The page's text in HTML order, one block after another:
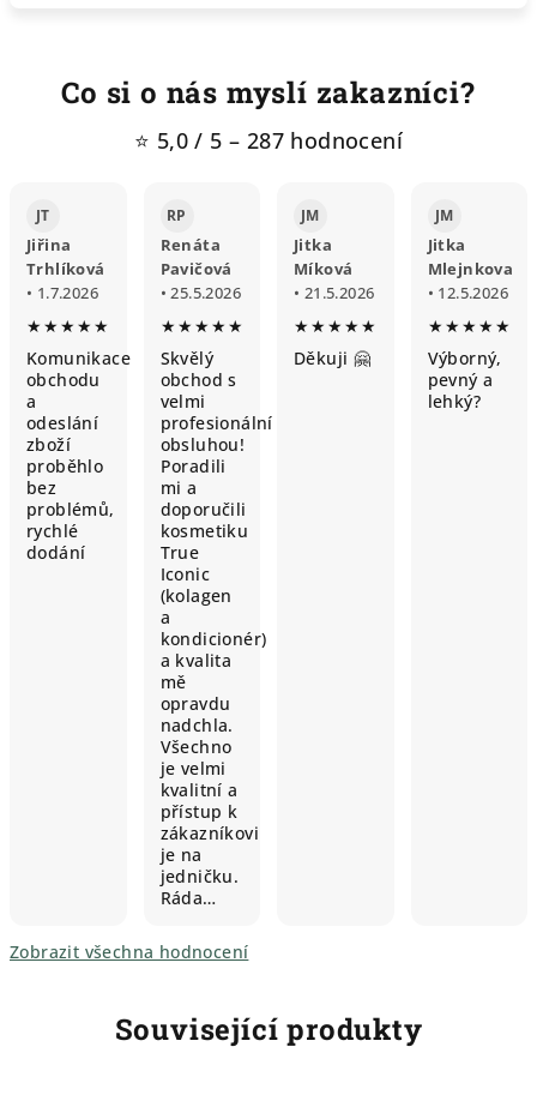
Co si o nás myslí zakazníci?
⭐ 5,0 / 5 – 287 hodnocení
JT
Jiřina
Trhlíková
• 1.7.2026
★★★★★
Komunikace
obchodu
a
odeslání
zboží
proběhlo
bez
problémů,
rychlé
dodání
RP
Renáta
Pavičová
• 25.5.2026
★★★★★
Skvělý
obchod s
velmi
profesionální
obsluhou!
Poradili
mi a
doporučili
kosmetiku
True
Iconic
(kolagen
a
kondicionér)
a kvalita
mě
opravdu
nadchla.
Všechno
je velmi
kvalitní a
přístup k
zákazníkovi
je na
jedničku.
Ráda…
JM
Jitka
Míková
• 21.5.2026
★★★★★
Děkuji 🤗
JM
Jitka
Mlejnkova
• 12.5.2026
★★★★★
Výborný,
pevný a
lehký?
Zobrazit všechna hodnocení
Související produkty